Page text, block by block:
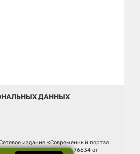
ДАННЫХ
издание «Современный портал
номер ЭЛ № ФС 77 - 76634 от